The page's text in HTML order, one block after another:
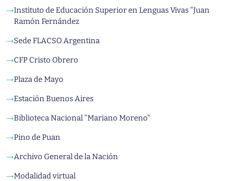
→Instituto de Educación Superior en Lenguas Vivas "Juan
Ramón Fernández
→Sede FLACSO Argentina
→CFP Cristo Obrero
→Plaza de Mayo
→Estación Buenos Aires
→Biblioteca Nacional "Mariano Moreno"
→Pino de Puan
→Archivo General de la Nación
→Modalidad virtual